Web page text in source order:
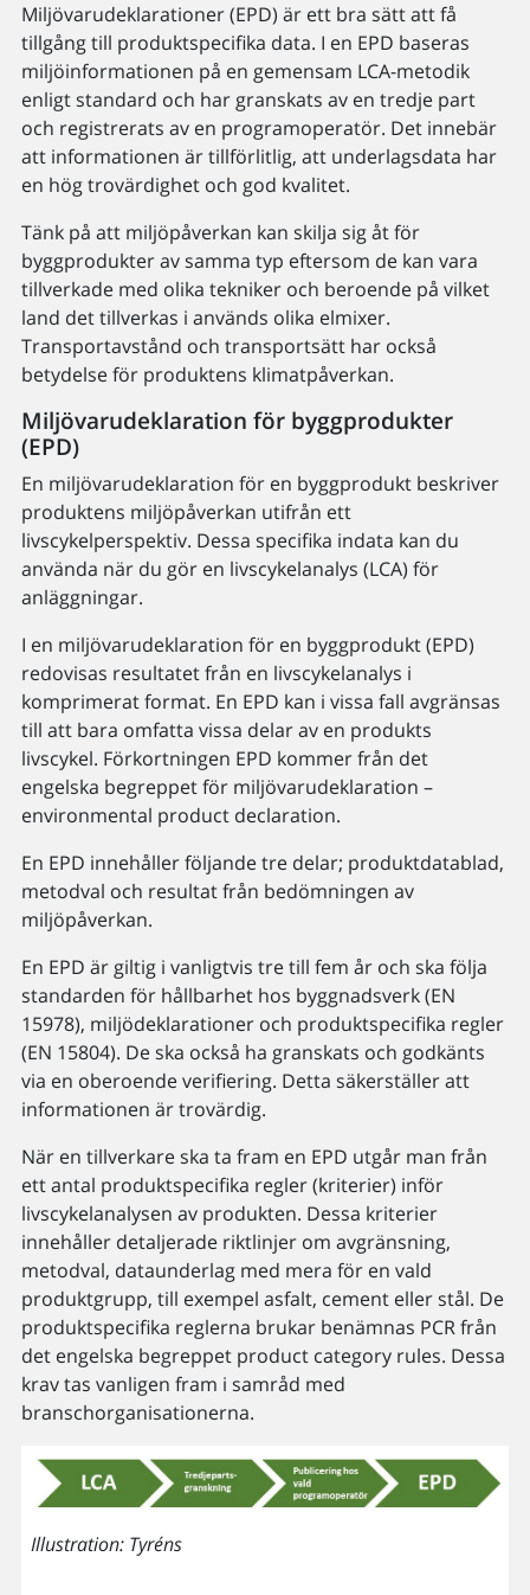
Miljövarudeklarationer (EPD) är ett bra sätt att få
tillgång till produktspecifika data. I en EPD baseras
miljöinformationen på en gemensam LCA-metodik
enligt standard och har granskats av en tredje part
och registrerats av en programoperatör. Det innebär
att informationen är tillförlitlig, att underlagsdata har
en hög trovärdighet och god kvalitet.
Tänk på att miljöpåverkan kan skilja sig åt för
byggprodukter av samma typ eftersom de kan vara
tillverkade med olika tekniker och beroende på vilket
land det tillverkas i används olika elmixer.
Transportavstånd och transportsätt har också
betydelse för produktens klimatpåverkan.
Miljövarudeklaration för byggprodukter
(EPD)
En miljövarudeklaration för en byggprodukt beskriver
produktens miljöpåverkan utifrån ett
livscykelperspektiv. Dessa specifika indata kan du
använda när du gör en livscykelanalys (LCA) för
anläggningar.
I en miljövarudeklaration för en byggprodukt (EPD)
redovisas resultatet från en livscykelanalys i
komprimerat format. En EPD kan i vissa fall avgränsas
till att bara omfatta vissa delar av en produkts
livscykel. Förkortningen EPD kommer från det
engelska begreppet för miljövarudeklaration –
environmental product declaration.
En EPD innehåller följande tre delar; produktdatablad,
metodval och resultat från bedömningen av
miljöpåverkan.
En EPD är giltig i vanligtvis tre till fem år och ska följa
standarden för hållbarhet hos byggnadsverk (EN
15978), miljödeklarationer och produktspecifika regler
(EN 15804). De ska också ha granskats och godkänts
via en oberoende verifiering. Detta säkerställer att
informationen är trovärdig.
När en tillverkare ska ta fram en EPD utgår man från
ett antal produktspecifika regler (kriterier) inför
livscykelanalysen av produkten. Dessa kriterier
innehåller detaljerade riktlinjer om avgränsning,
metodval, dataunderlag med mera för en vald
produktgrupp, till exempel asfalt, cement eller stål. De
produktspecifika reglerna brukar benämnas PCR från
det engelska begreppet product category rules. Dessa
krav tas vanligen fram i samråd med
branschorganisationerna.
Illustration: Tyréns